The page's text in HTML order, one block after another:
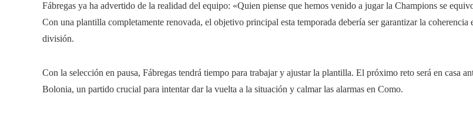
Fábregas ya ha advertido de la realidad del equipo: «Quien piense que hemos venido a jugar la Champions se
Con una plantilla completamente renovada, el objetivo principal esta temporada debería ser garantizar la coherencia
división.
Con la selección en pausa, Fábregas tendrá tiempo para trabajar y ajustar la plantilla. El próximo reto será en casa
Bolonia, un partido crucial para intentar dar la vuelta a la situación y calmar las alarmas en Como.